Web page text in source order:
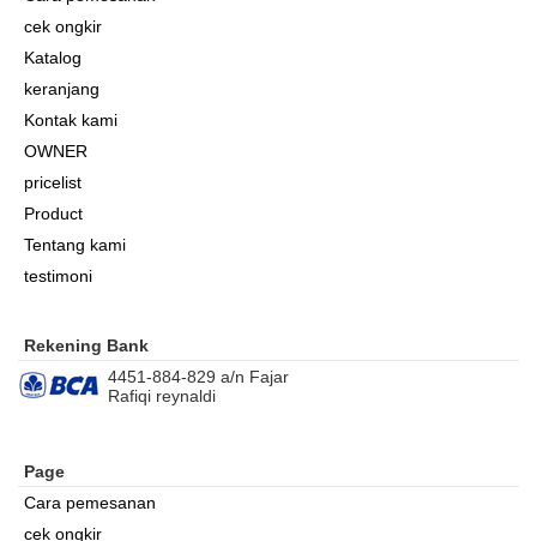
cek ongkir
Katalog
keranjang
Kontak kami
OWNER
pricelist
Product
Tentang kami
testimoni
Rekening Bank
4451-884-829 a/n Fajar
Rafiqi reynaldi
Page
Cara pemesanan
cek ongkir